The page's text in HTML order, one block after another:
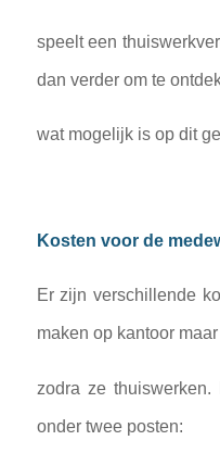
speelt een
dan verder om te
wat mogelijk is op dit
Kosten voor de
Er zijn verschillende
maken op kantoor maar
zodra ze
onder twee posten: